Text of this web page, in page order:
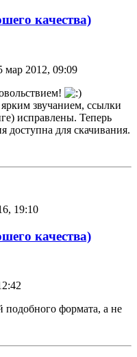
качества)
мар 2012, 09:09
звучанием, ссылки
исправлены. Теперь
доступна для скачивания.
19:10
качества)
подобного формата, а не